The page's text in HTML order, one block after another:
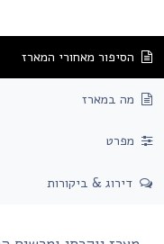
הסיפור מאחורי המארז
מה במארז
מפרט
דירוג & ביקורות